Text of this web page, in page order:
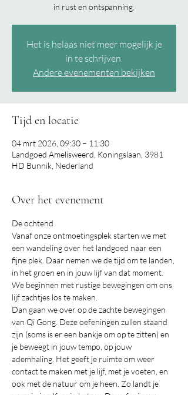
in rust en ontspanning.
Het is helaas niet meer mogelijk je
in te schrijven.
Andere evenementen bekijken
Tijd en locatie
04 mrt 2026, 09:30 – 11:30
Landgoed Amelisweerd, Koningslaan, 3981
HD Bunnik, Nederland
Over het evenement
De ochtend
Vanaf onze ontmoetingsplek starten we met
een wandeling over het landgoed naar een
fijne plek. Daar nemen we de tijd om te landen,
in het groen en in jouw lijf van dat moment.
We beginnen met rustige bewegingen om ons
lijf zachtjes los te maken.
Dan gaan we over op de zachte bewegingen
van Qi Gong. Deze oefeningen zullen staand
zijn (soms is er een bankje om op te zitten) en
je beweegt in jouw tempo, op jouw
ademhaling. Het geeft je ruimte om weer
contact te maken met je lijf, met je voeten, en
ook met de natuur om je heen. Zo landt je